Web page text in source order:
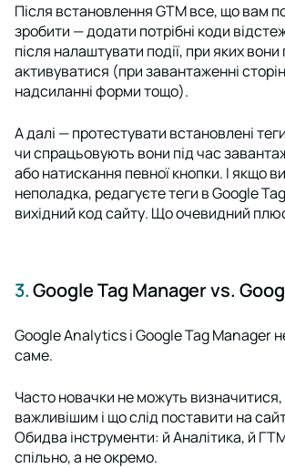
Після встановлення GTM все, що вам
зробити — додати потрібні коди
після налаштувати події, при яких вони
активуватися (при завантаженні
надсиланні форми тощо).
А далі — протестувати встановлені
чи спрацьовують вони під час
або натискання певної кнопки. І якщо
неполадка, редагуєте теги в Google
вихідний код сайту. Що очевидний
3.Google Tag Manager vs.
Google Analytics і Google Tag Manager
саме.
Часто новачки не можуть
важливішим і що слід поставити на
Обидва інструменти: й Аналітика, й
спільно, а не окремо.